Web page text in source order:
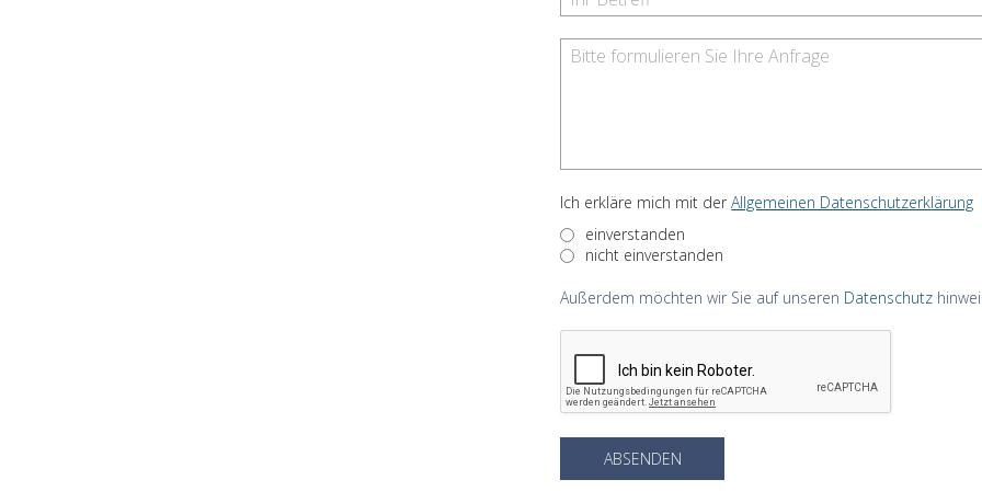
Ich erkläre mich mit derAllgemeinen Datenschutzerklärung
einverstanden
nicht einverstanden
Außerdem möchten wir Sie auf unseren Datenschutz